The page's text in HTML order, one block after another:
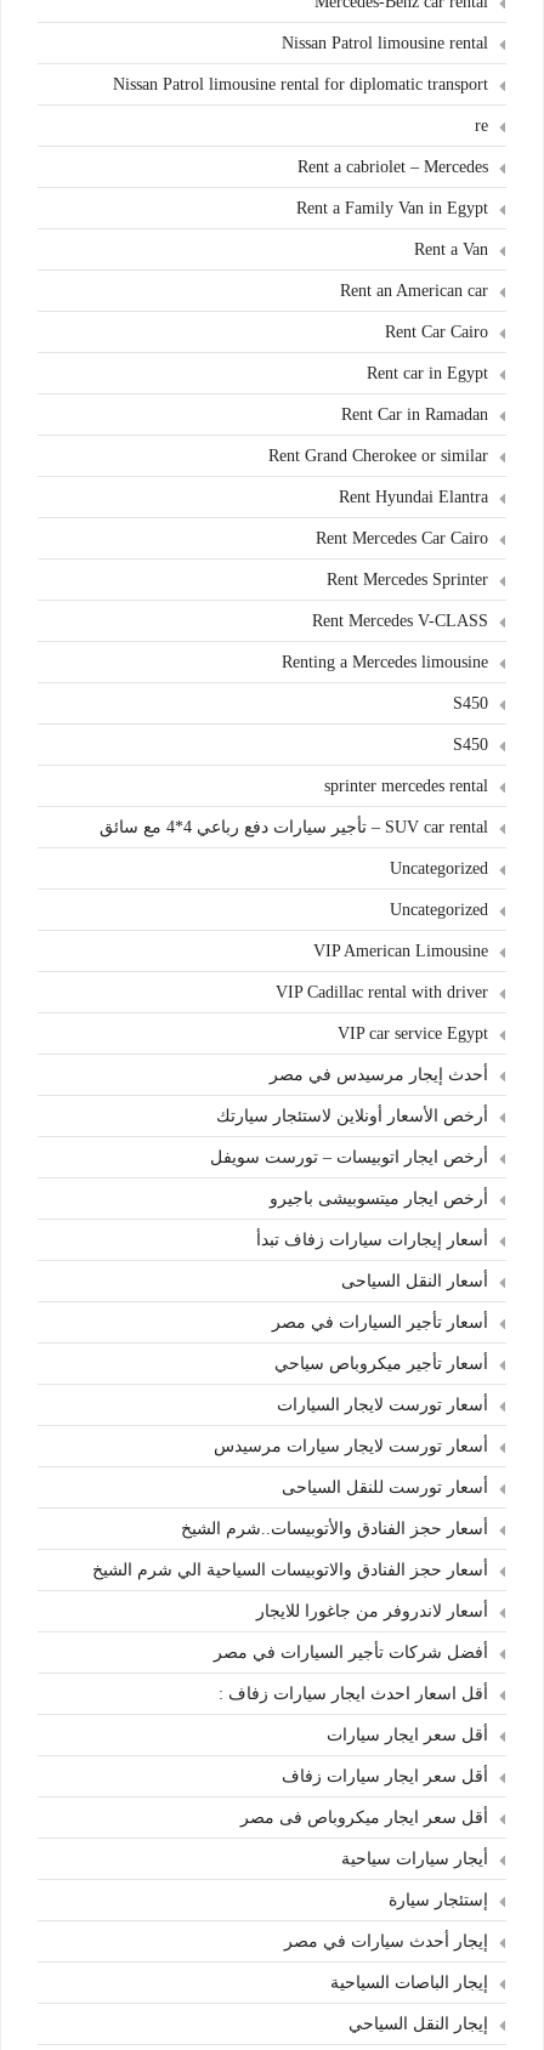
Nissan Patrol limousine rental
Nissan Patrol limousine rental for diplomatic transport
re
Rent a cabriolet – Mercedes
Rent a Family Van in Egypt
Rent a Van
Rent an American car
Rent Car Cairo
Rent car in Egypt
Rent Car in Ramadan
Rent Grand Cherokee or similar
Rent Hyundai Elantra
Rent Mercedes Car Cairo
Rent Mercedes Sprinter
Rent Mercedes V-CLASS
Renting a Mercedes limousine
S450
S450
sprinter mercedes rental
SUV car rental – تأجير سيارات دفع رباعي 4*4 مع سائق
Uncategorized
Uncategorized
VIP American Limousine
VIP Cadillac rental with driver
VIP car service Egypt
أحدث إيجار مرسيدس في مصر
أرخص الأسعار أونلاين لاستئجار سيارتك
أرخص ايجار اتوبيسات – تورست سويفل
أرخص ايجار ميتسوبيشى باجيرو
أسعار إيجارات سيارات زفاف تبدأ
أسعار النقل السياحى
أسعار تأجير السيارات في مصر
أسعار تأجير ميكروباص سياحي
أسعار تورست لايجار السيارات
أسعار تورست لايجار سيارات مرسيدس
أسعار تورست للنقل السياحى
أسعار حجز الفنادق والأتوبيسات..شرم الشيخ
أسعار حجز الفنادق والاتوبيسات السياحية الي شرم الشيخ
أسعار لاندروفر من جاغورا للايجار
أفضل شركات تأجير السيارات في مصر
أقل اسعار احدث ايجار سيارات زفاف :
أقل سعر ايجار سيارات
أقل سعر ايجار سيارات زفاف
أقل سعر ايجار ميكروباص فى مصر
أيجار سيارات سياحية
إستئجار سيارة
إيجار أحدث سيارات في مصر
إيجار الباصات السياحية
إيجار النقل السياحي